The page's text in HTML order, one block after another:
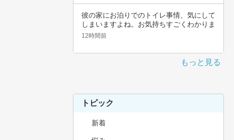
彼の家にお泊りでのトイレ事情、気にして
しまいますよね。お気持ちすごくわかりま
す。その…
12時間前
もっと見る
トピック
新着